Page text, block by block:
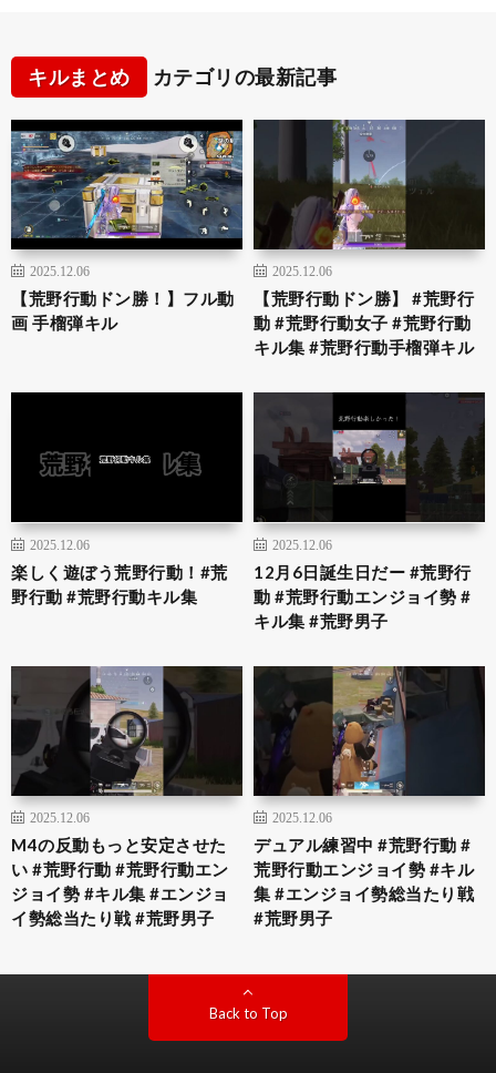
キルまとめ カテゴリの最新記事
2025.12.06
【荒野行動ドン勝！】フル動
画 手榴弾キル
2025.12.06
【荒野行動ドン勝】 #荒野行
動 #荒野行動女子 #荒野行動
キル集 #荒野行動手榴弾キル
2025.12.06
楽しく遊ぼう荒野行動！#荒
野行動 #荒野行動キル集
2025.12.06
12月6日誕生日だー #荒野行
動 #荒野行動エンジョイ勢 #
キル集 #荒野男子
2025.12.06
M4の反動もっと安定させた
い #荒野行動 #荒野行動エン
ジョイ勢 #キル集 #エンジョ
イ勢総当たり戦 #荒野男子
2025.12.06
デュアル練習中 #荒野行動 #
荒野行動エンジョイ勢 #キル
集 #エンジョイ勢総当たり戦
#荒野男子
Back to Top